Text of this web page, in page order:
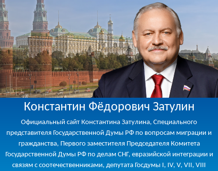
Константин Фёдорович Затулин
Официальный сайт Константина Затулина, Специального
представителя Государственной Думы РФ по вопросам миграции и
гражданства, Первого заместителя Председателя Комитета
Государственной Думы РФ по делам СНГ, евразийской интеграции и
связям с соотечественниками, депутата Госдумы I, IV, V, VII, VIII